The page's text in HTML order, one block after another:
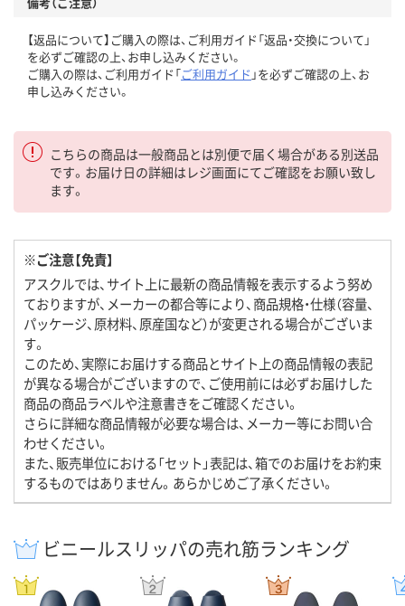
【返品について】ご購入の際は、ご利用ガイド「返品・交換について」
を必ずご確認の上、お申し込みください。
ご購入の際は、ご利用ガイド「ご利用ガイド 」を必ずご確認の上、お
申し込みください。
こちらの商品は一般商品とは別便で届く場合がある別送品
です。お届け日の詳細はレジ画面にてご確認をお願い致し
ます。
※ご注意【免責】
アスクルでは、サイト上に最新の商品情報を表示するよう努め
ておりますが、メーカーの都合等により、商品規格・仕様（容量、
パッケージ、原材料、原産国など）が変更される場合がございま
す。
このため、実際にお届けする商品とサイト上の商品情報の表記
が異なる場合がございますので、ご使用前には必ずお届けした
商品の商品ラベルや注意書きをご確認ください。
さらに詳細な商品情報が必要な場合は、メーカー等にお問い合
わせください。
また、販売単位における「セット」表記は、箱でのお届けをお約束
するものではありません。あらかじめご了承ください。
ビニールスリッパの売れ筋ランキング